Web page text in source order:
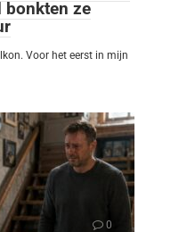
bonkten ze
Voor het eerst in mijn
0